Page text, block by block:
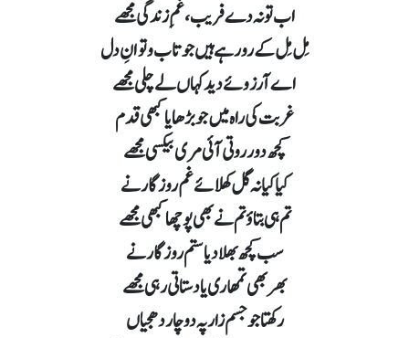
اب تو نہ دے فریب، غمِ زندگی مجھے
مِل مِل کے رو رہے ہیں جو تاب و توانِ دل
اے آرزوئے دید کہاں لے چلی مجھے
غربت کی راہ میں جو بڑھایا کبھی قدم
کچھ دور روتی آئی مری بیکسی مجھے
کیا کیا نہ گل کھلائے غم روزگار نے
تم ہی بتاؤ تم نے بھی پوچھا کبھی مجھے
سب کچھ بھلا دیا ستم روزگار نے
بھر بھی تمھاری یاد ستاتی رہی مجھے
رکھتا جو جسم زار پہ دو چار دھجیاں